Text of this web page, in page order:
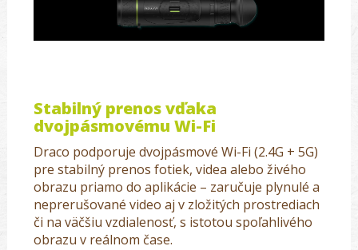
Stabilný prenos vďaka
dvojpásmovému Wi-Fi
Draco podporuje dvojpásmové Wi-Fi (2.4G + 5G)
pre stabilný prenos fotiek, videa alebo živého
obrazu priamo do aplikácie – zaručuje plynulé a
neprerušované video aj v zložitých prostrediach
či na väčšiu vzdialenosť, s istotou spoľahlivého
obrazu v reálnom čase.